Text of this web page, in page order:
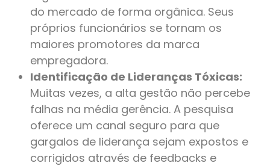
do mercado de forma orgânica. Seus
próprios funcionários se tornam os
maiores promotores da marca
empregadora.
Identificação de Lideranças Tóxicas:
Muitas vezes, a alta gestão não percebe
falhas na média gerência. A pesquisa
oferece um canal seguro para que
gargalos de liderança sejam expostos e
corrigidos através de feedbacks e